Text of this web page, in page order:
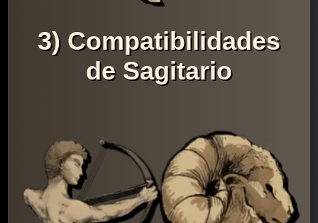
3) Compatibilidades
de Sagitario